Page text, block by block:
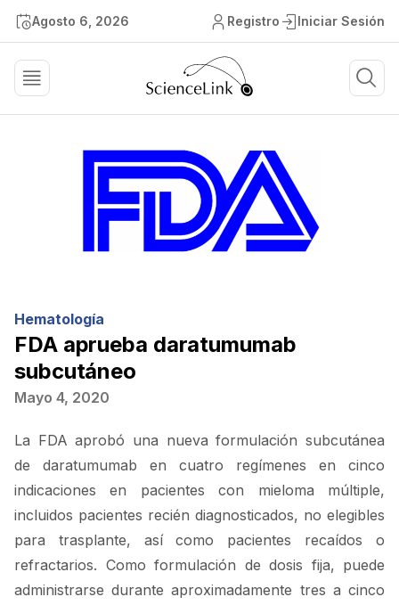
Agosto 6, 2026 Registro Iniciar Sesión
Hematología
FDA aprueba daratumumab
subcutáneo
Mayo 4, 2020
La FDA aprobó una nueva formulación subcutánea
de daratumumab en cuatro regímenes en cinco
indicaciones en pacientes con mieloma múltiple,
incluidos pacientes recién diagnosticados, no elegibles
para trasplante, así como pacientes recaídos o
refractarios. Como formulación de dosis fija, puede
administrarse durante aproximadamente tres a cinco